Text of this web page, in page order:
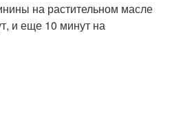
на растительном масле
и еще 10 минут на